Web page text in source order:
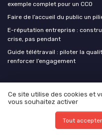
exemple complet pour un CCO
Faire de l’accueil du public un
E-réputation entreprise :
crise, pas pendant
Guide télétravail : piloter la
renforcer l’engagement
Ce site utilise des cookies et
vous souhaitez activer
Tout accepter